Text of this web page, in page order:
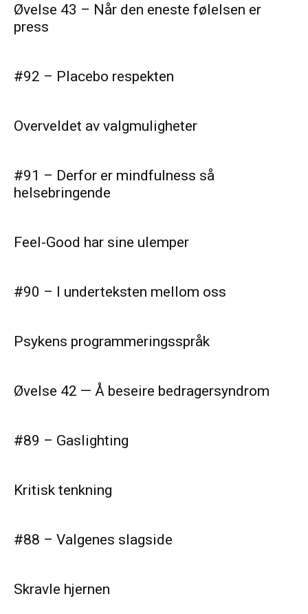
Øvelse 43 – Når den eneste følelsen er
press
#92 – Placebo respekten
Overveldet av valgmuligheter
#91 – Derfor er mindfulness så
helsebringende
Feel-Good har sine ulemper
#90 – I underteksten mellom oss
Psykens programmeringsspråk
Øvelse 42 — Å beseire bedragersyndrom
#89 – Gaslighting
Kritisk tenkning
#88 – Valgenes slagside
Skravle hjernen